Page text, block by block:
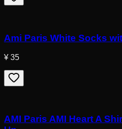
Ami Paris White Socks
¥ 35
AMI Paris AMI Heart A